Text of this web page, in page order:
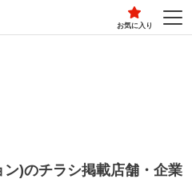
お気に入り
)のチラシ掲載店舗・企業